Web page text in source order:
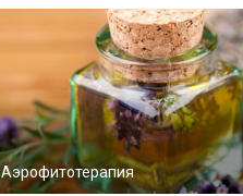
Аэрофитотерапия